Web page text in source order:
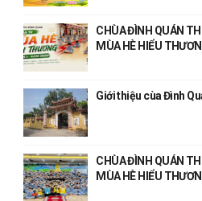
CHÙA ĐÌNH QUÁN
MÙA HÈ HIỂU
Giới thiệu cùa Đình
CHÙA ĐÌNH QUÁN
MÙA HÈ HIỂU